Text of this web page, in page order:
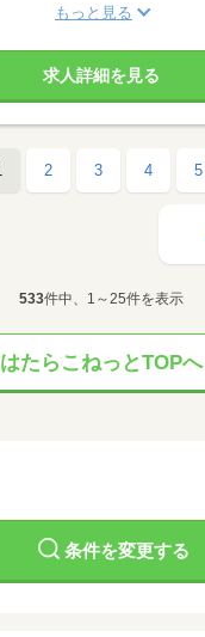
もっと見る
求人詳細を見る
2 3 4 5
533件中、1～25件を表示
はたらこねっとTOPへ
条件を変更する